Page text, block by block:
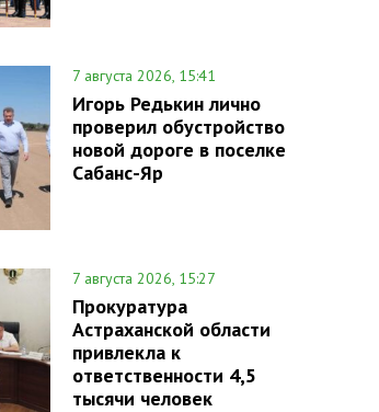
7 августа 2026, 15:41
Игорь Редькин лично
проверил обустройство
новой дороге в поселке
Сабанс-Яр
7 августа 2026, 15:27
Прокуратура
Астраханской области
привлекла к
ответственности 4,5
тысячи человек